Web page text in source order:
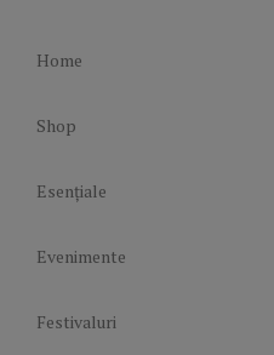
Home
Shop
Esențiale
Evenimente
Festivaluri